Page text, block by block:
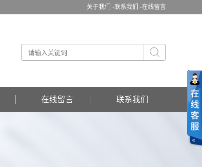
关于我们 -联系我们 -在线留言
在线留言 联系我们